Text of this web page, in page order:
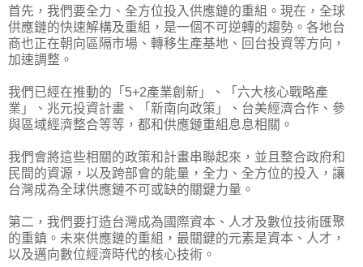
首先，我們要全力、全方位投入供應鏈的重組。現在，全球
供應鏈的快速解構及重組，是一個不可逆轉的趨勢。各地台
商也正在朝向區隔市場、轉移生產基地、回台投資等方向，
加速調整。
我們已經在推動的「5+2產業創新」、「六大核心戰略產
業」、兆元投資計畫、「新南向政策」、台美經濟合作、參
與區域經濟整合等等，都和供應鏈重組息息相關。
我們會將這些相關的政策和計畫串聯起來，並且整合政府和
民間的資源，以及跨部會的能量，全力、全方位的投入，讓
台灣成為全球供應鏈不可或缺的關鍵力量。
第二，我們要打造台灣成為國際資本、人才及數位技術匯聚
的重鎮。未來供應鏈的重組，最關鍵的元素是資本、人才，
以及邁向數位經濟時代的核心技術。